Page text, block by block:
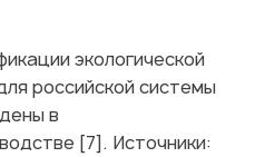
экологической
российской системы
в
[7]. Источники: